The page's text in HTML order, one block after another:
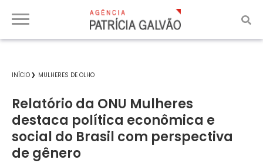
INÍCIO MULHERES DE OLHO
Relatório da ONU Mulheres
destaca política econômica e
social do Brasil com perspectiva
de gênero